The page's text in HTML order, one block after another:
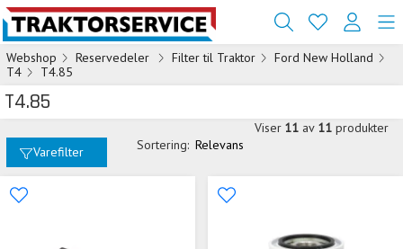
Webshop Reservedeler Filter til Traktor
Ford New Holland
T4
T4.85
T4.85
Varefilter Sortering: Relevans
Viser 11 av 11 produkter